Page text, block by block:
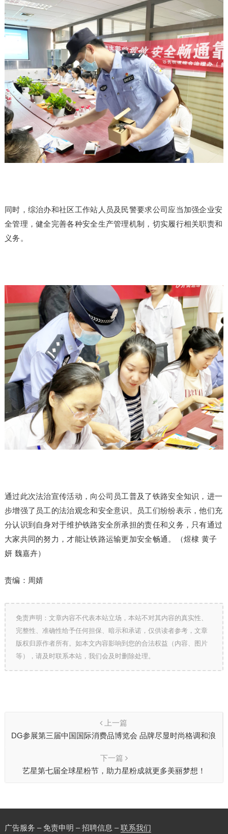
同时，综治办和社区工作站人员及民警要求公司应当加强企业安
全管理，健全完善各种安全生产管理机制，切实履行相关职责和
义务。
通过此次法治宣传活动，向公司员工普及了铁路安全知识，进一
步增强了员工的法治观念和安全意识。员工们纷纷表示，他们充
分认识到自身对于维护铁路安全所承担的责任和义务，只有通过
大家共同的努力，才能让铁路运输更加安全畅通。（煜棣 黄子
妍 魏嘉卉）
责编：周婧
免责声明：文章内容不代表本站立场，本站不对其内容的真实性、
完整性、准确性给予任何担保、暗示和承诺，仅供读者参考，文章
版权归原作者所有。如本文内容影响到您的合法权益（内容、图片
等），请及时联系本站，我们会及时删除处理。
上一篇
DG参展第三届中国国际消费品博览会 品牌尽显时尚格调和浪
下一篇
艺星第七届全球星粉节，助力星粉成就更多美丽梦想！
广告服务 – 免责申明 – 招聘信息 –联系我们